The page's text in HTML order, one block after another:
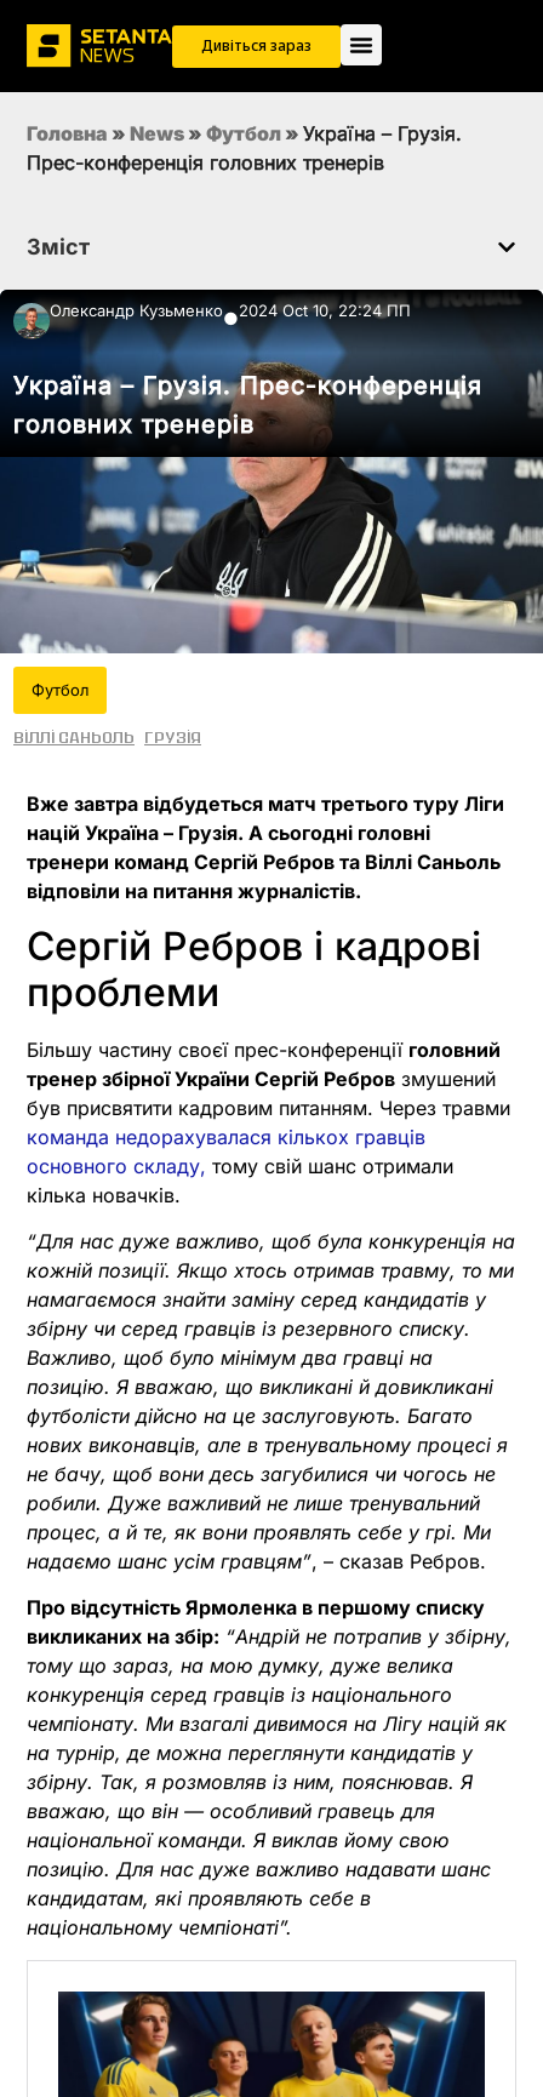
Дивіться зараз
Головна » News » Футбол » Україна – Грузія.
Прес-конференція головних тренерів
Зміст
Олександр Кузьменко●2024 Oct 10, 22:24 ПП
Україна – Грузія. Прес-конференція
головних тренерів
Футбол
Віллі Саньоль Грузія
Вже завтра відбудеться матч третього туру Ліги
націй Україна – Грузія. А сьогодні головні
тренери команд Сергій Ребров та Віллі Саньоль
відповіли на питання журналістів.
Сергій Ребров і кадрові
проблеми
Більшу частину своєї прес-конференції головний
тренер збірної України Сергій Ребров змушений
був присвятити кадровим питанням. Через травми
команда недорахувалася кількох гравців
основного складу, тому свій шанс отримали
кілька новачків.
“Для нас дуже важливо, щоб була конкуренція на
кожній позиції. Якщо хтось отримав травму, то ми
намагаємося знайти заміну серед кандидатів у
збірну чи серед гравців із резервного списку.
Важливо, щоб було мінімум два гравці на
позицію. Я вважаю, що викликані й довикликані
футболісти дійсно на це заслуговують. Багато
нових виконавців, але в тренувальному процесі я
не бачу, щоб вони десь загубилися чи чогось не
робили. Дуже важливий не лише тренувальний
процес, а й те, як вони проявлять себе у грі. Ми
надаємо шанс усім гравцям”, – сказав Ребров.
Про відсутність Ярмоленка в першому списку
викликаних на збір: “Андрій не потрапив у збірну,
тому що зараз, на мою думку, дуже велика
конкуренція серед гравців із національного
чемпіонату. Ми взагалі дивимося на Лігу націй як
на турнір, де можна переглянути кандидатів у
збірну. Так, я розмовляв із ним, пояснював. Я
вважаю, що він — особливий гравець для
національної команди. Я виклав йому свою
позицію. Для нас дуже важливо надавати шанс
кандидатам, які проявляють себе в
національному чемпіонаті”.